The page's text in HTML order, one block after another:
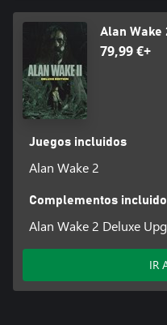
Alan Wake
79,99 €+
Juegos incluidos
Alan Wake 2
Complementos
Alan Wake 2 Deluxe
IR